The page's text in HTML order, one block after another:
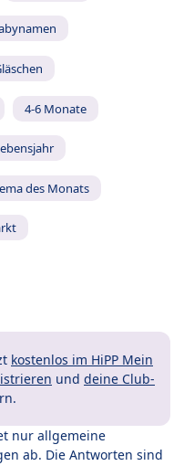
4-6 Monate
des Monats
kostenlos im HiPP Mein
und deine Club-
nur allgemeine
ab. Die Antworten sind